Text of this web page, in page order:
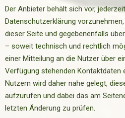
Der Anbieter behält sich vor,
Datenschutzerklärung
dieser Seite und gegebenenfalls
– soweit technisch und rechtlich
einer Mitteilung an die Nutzer über
Verfügung stehenden Kontaktdaten
Nutzern wird daher nahe gelegt,
aufzurufen und dabei das am
letzten Änderung zu prüfen.